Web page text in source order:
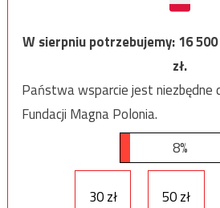
W sierpniu potrzebujemy:16 500
zł.
Państwa wsparcie jest niezbędne
Fundacji Magna Polonia.
8%
30 zł 50 zł